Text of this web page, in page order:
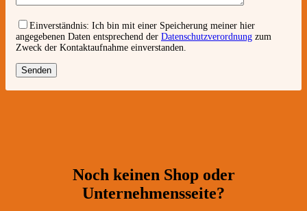
Einverständnis: Ich bin mit einer Speicherung meiner hier
angegebenen Daten entsprechend der Datenschutzverordnung zum
Zweck der Kontaktaufnahme einverstanden.
Noch keinen Shop oder
Unternehmensseite?